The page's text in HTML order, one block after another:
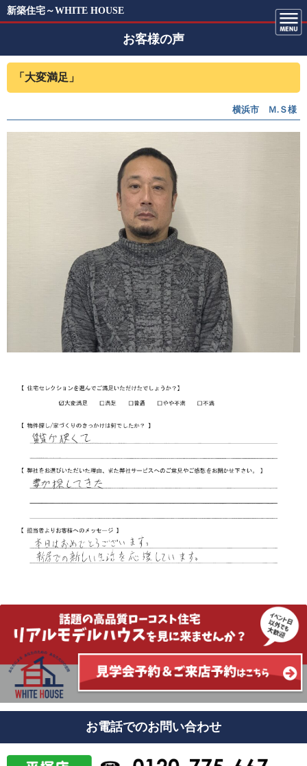
新築住宅～WHITE HOUSE
お客様の声
「大変満足」
横浜市 Ｍ.Ｓ様
お電話でのお問い合わせ